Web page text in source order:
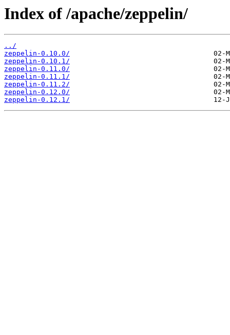
Index of /apache/zeppelin/
../
zeppelin-0.10.0/
zeppelin-0.10.1/
zeppelin-0.11.0/
zeppelin-0.11.1/
zeppelin-0.11.2/
zeppelin-0.12.0/
zeppelin-0.12.1/